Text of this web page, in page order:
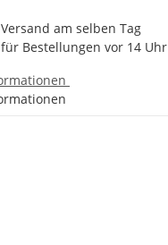
Versand am selben Tag
für Bestellungen vor 14 Uhr